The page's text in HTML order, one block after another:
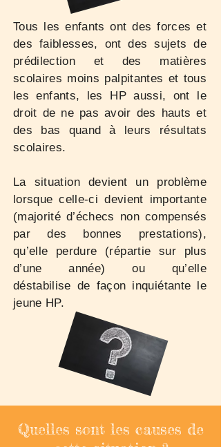
Tous les enfants ont des forces et
des faiblesses, ont des sujets de
prédilection et des matières
scolaires moins palpitantes et tous
les enfants, les HP aussi, ont le
droit de ne pas avoir des hauts et
des bas quand à leurs résultats
scolaires.
La situation devient un problème
lorsque celle-ci devient importante
(majorité d’échecs non compensés
par des bonnes prestations),
qu’elle perdure (répartie sur plus
d’une année) ou qu’elle
déstabilise de façon inquiétante le
jeune HP.
Quelles sont les causes de